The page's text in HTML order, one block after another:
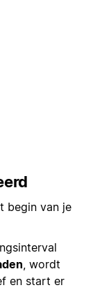
begin van je
, wordt
en start er